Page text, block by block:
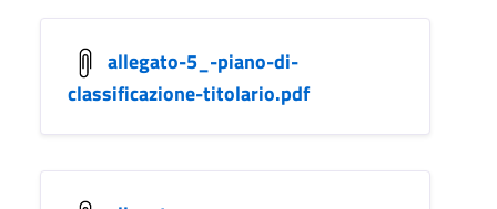
allegato-5_-piano-di-
classificazione-titolario.pdf